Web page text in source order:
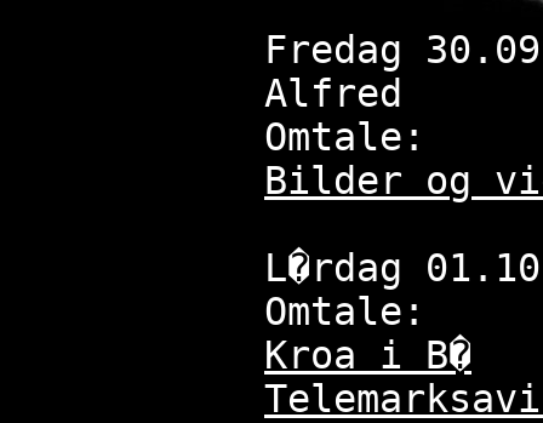
Fredag
Alfred
Omtale:
Bilder og
L�rdag
Omtale:
Kroa i B�